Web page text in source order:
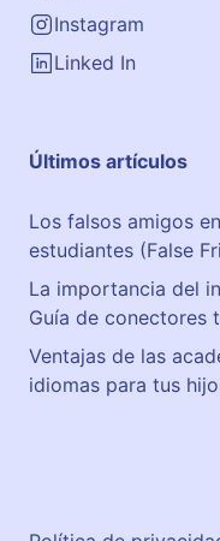
Instagram
Linked In
Últimos artículos
Los falsos amigos
estudiantes (False
La importancia del
Guía de conectores
Ventajas de las
idiomas para tus